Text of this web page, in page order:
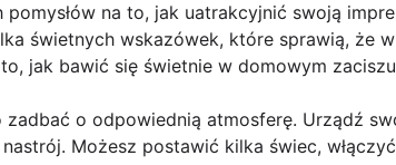
pomysłów na to, jak uatrakcyjnić swoją
świetnych wskazówek, które sprawią, że
jak bawić się świetnie w domowym
zadbać o odpowiednią atmosferę. Urządź
Możesz postawić kilka świec,